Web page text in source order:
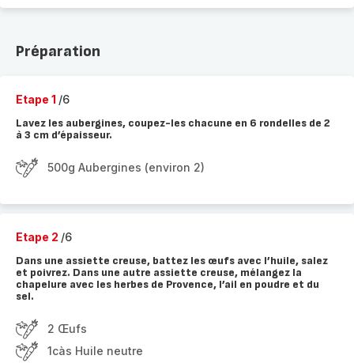
Préparation
Etape 1 /6
Lavez les aubergines, coupez-les chacune en 6 rondelles de 2
à 3 cm d’épaisseur.
500g Aubergines (environ 2)
Etape 2 /6
Dans une assiette creuse, battez les œufs avec l’huile, salez
et poivrez. Dans une autre assiette creuse, mélangez la
chapelure avec les herbes de Provence, l’ail en poudre et du
sel.
2 Œufs
1càs Huile neutre